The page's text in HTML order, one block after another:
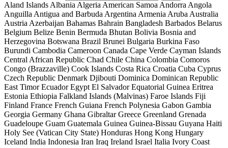
Aland Islands Albania Algeria American Samoa Andorra Angola
Anguilla Antigua and Barbuda Argentina Armenia Aruba Australia
Austria Azerbaijan Bahamas Bahrain Bangladesh Barbados Belarus
Belgium Belize Benin Bermuda Bhutan Bolivia Bosnia and
Herzegovina Botswana Brazil Brunei Bulgaria Burkina Faso
Burundi Cambodia Cameroon Canada Cape Verde Cayman Islands
Central African Republic Chad Chile China Colombia Comoros
Congo (Brazzaville) Cook Islands Costa Rica Croatia Cuba Cyprus
Czech Republic Denmark Djibouti Dominica Dominican Republic
East TimorEcuadorEgypt El SalvadorEquatorial Guinea Eritrea
Estonia Ethiopia Falkland Islands (Malvinas) Faroe Islands Fiji
Finland France French Guiana French Polynesia Gabon Gambia
Georgia Germany Ghana GibraltarGreece Greenland Grenada
Guadeloupe Guam Guatemala Guinea Guinea-Bissau Guyana Haiti
Holy See (Vatican City State) Honduras Hong Kong Hungary
Iceland India Indonesia Iran Iraq Ireland Israel Italia Ivory Coast